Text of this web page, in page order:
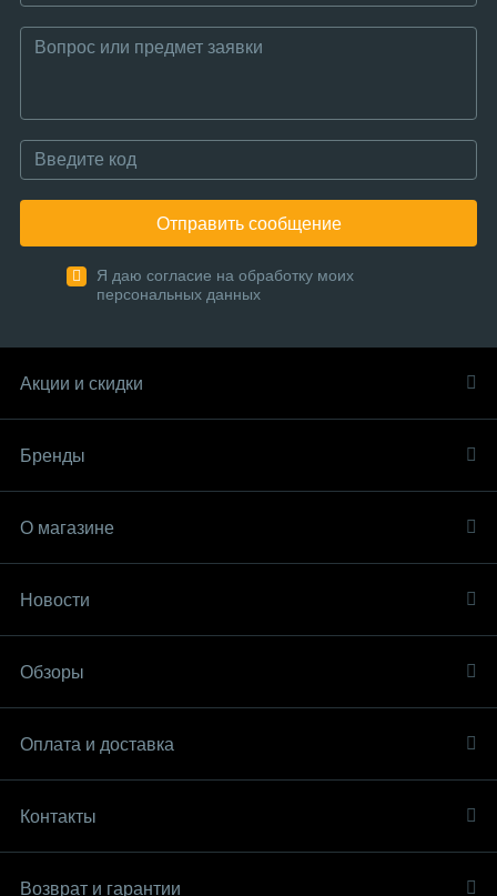
Отправить сообщение
Я даю согласие на обработку моих
персональных данных
Акции и скидки
Бренды
О магазине
Новости
Обзоры
Оплата и доставка
Контакты
Возврат и гарантии